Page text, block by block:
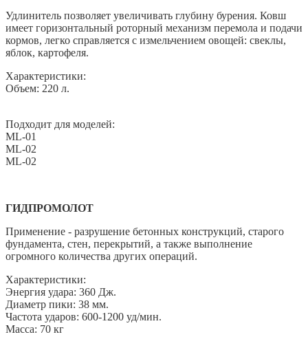
Удлинитель позволяет увеличивать глубину бурения. Ковш
имеет горизонтальный роторный механизм перемола и подачи
кормов, легко справляется с измельчением овощей: свеклы,
яблок, картофеля.
Характеристики:
Объем: 220 л.
Подходит для моделей:
ML-01
ML-02
ML-02
ГИДПРОМОЛОТ
Применение - разрушение бетонных конструкций, старого
фундамента, стен, перекрытий, а также выполнение
огромного количества других операций.
Характеристики:
Энергия удара: 360 Дж.
Диаметр пики: 38 мм.
Частота ударов: 600-1200 уд/мин.
Масса: 70 кг